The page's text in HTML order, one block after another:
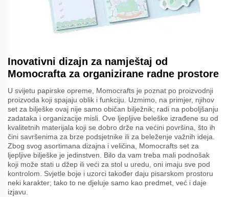
Inovativni dizajn za namještaj od
Momocrafta za organizirane radne prostore
U svijetu papirske opreme, Momocrafts je poznat po proizvodnji
proizvoda koji spajaju oblik i funkciju. Uzmimo, na primjer, njihov
set za bilješke ovaj nije samo običan bilježnik; radi na poboljšanju
zadataka i organizacije misli. Ove ljepljive beleške izrađene su od
kvalitetnih materijala koji se dobro drže na većini površina, što ih
čini savršenima za brze podsjetnike ili za beleženje važnih ideja.
Zbog svog asortimana dizajna i veličina, Momocrafts set za
ljepljive bilješke je jedinstven. Bilo da vam treba mali podnošak
koji može stati u džep ili veći za stol u uredu, oni imaju sve pod
kontrolom. Svjetle boje i uzorci također daju pisarskom prostoru
neki karakter; tako to ne djeluje samo kao predmet, već i daje
izjavu.